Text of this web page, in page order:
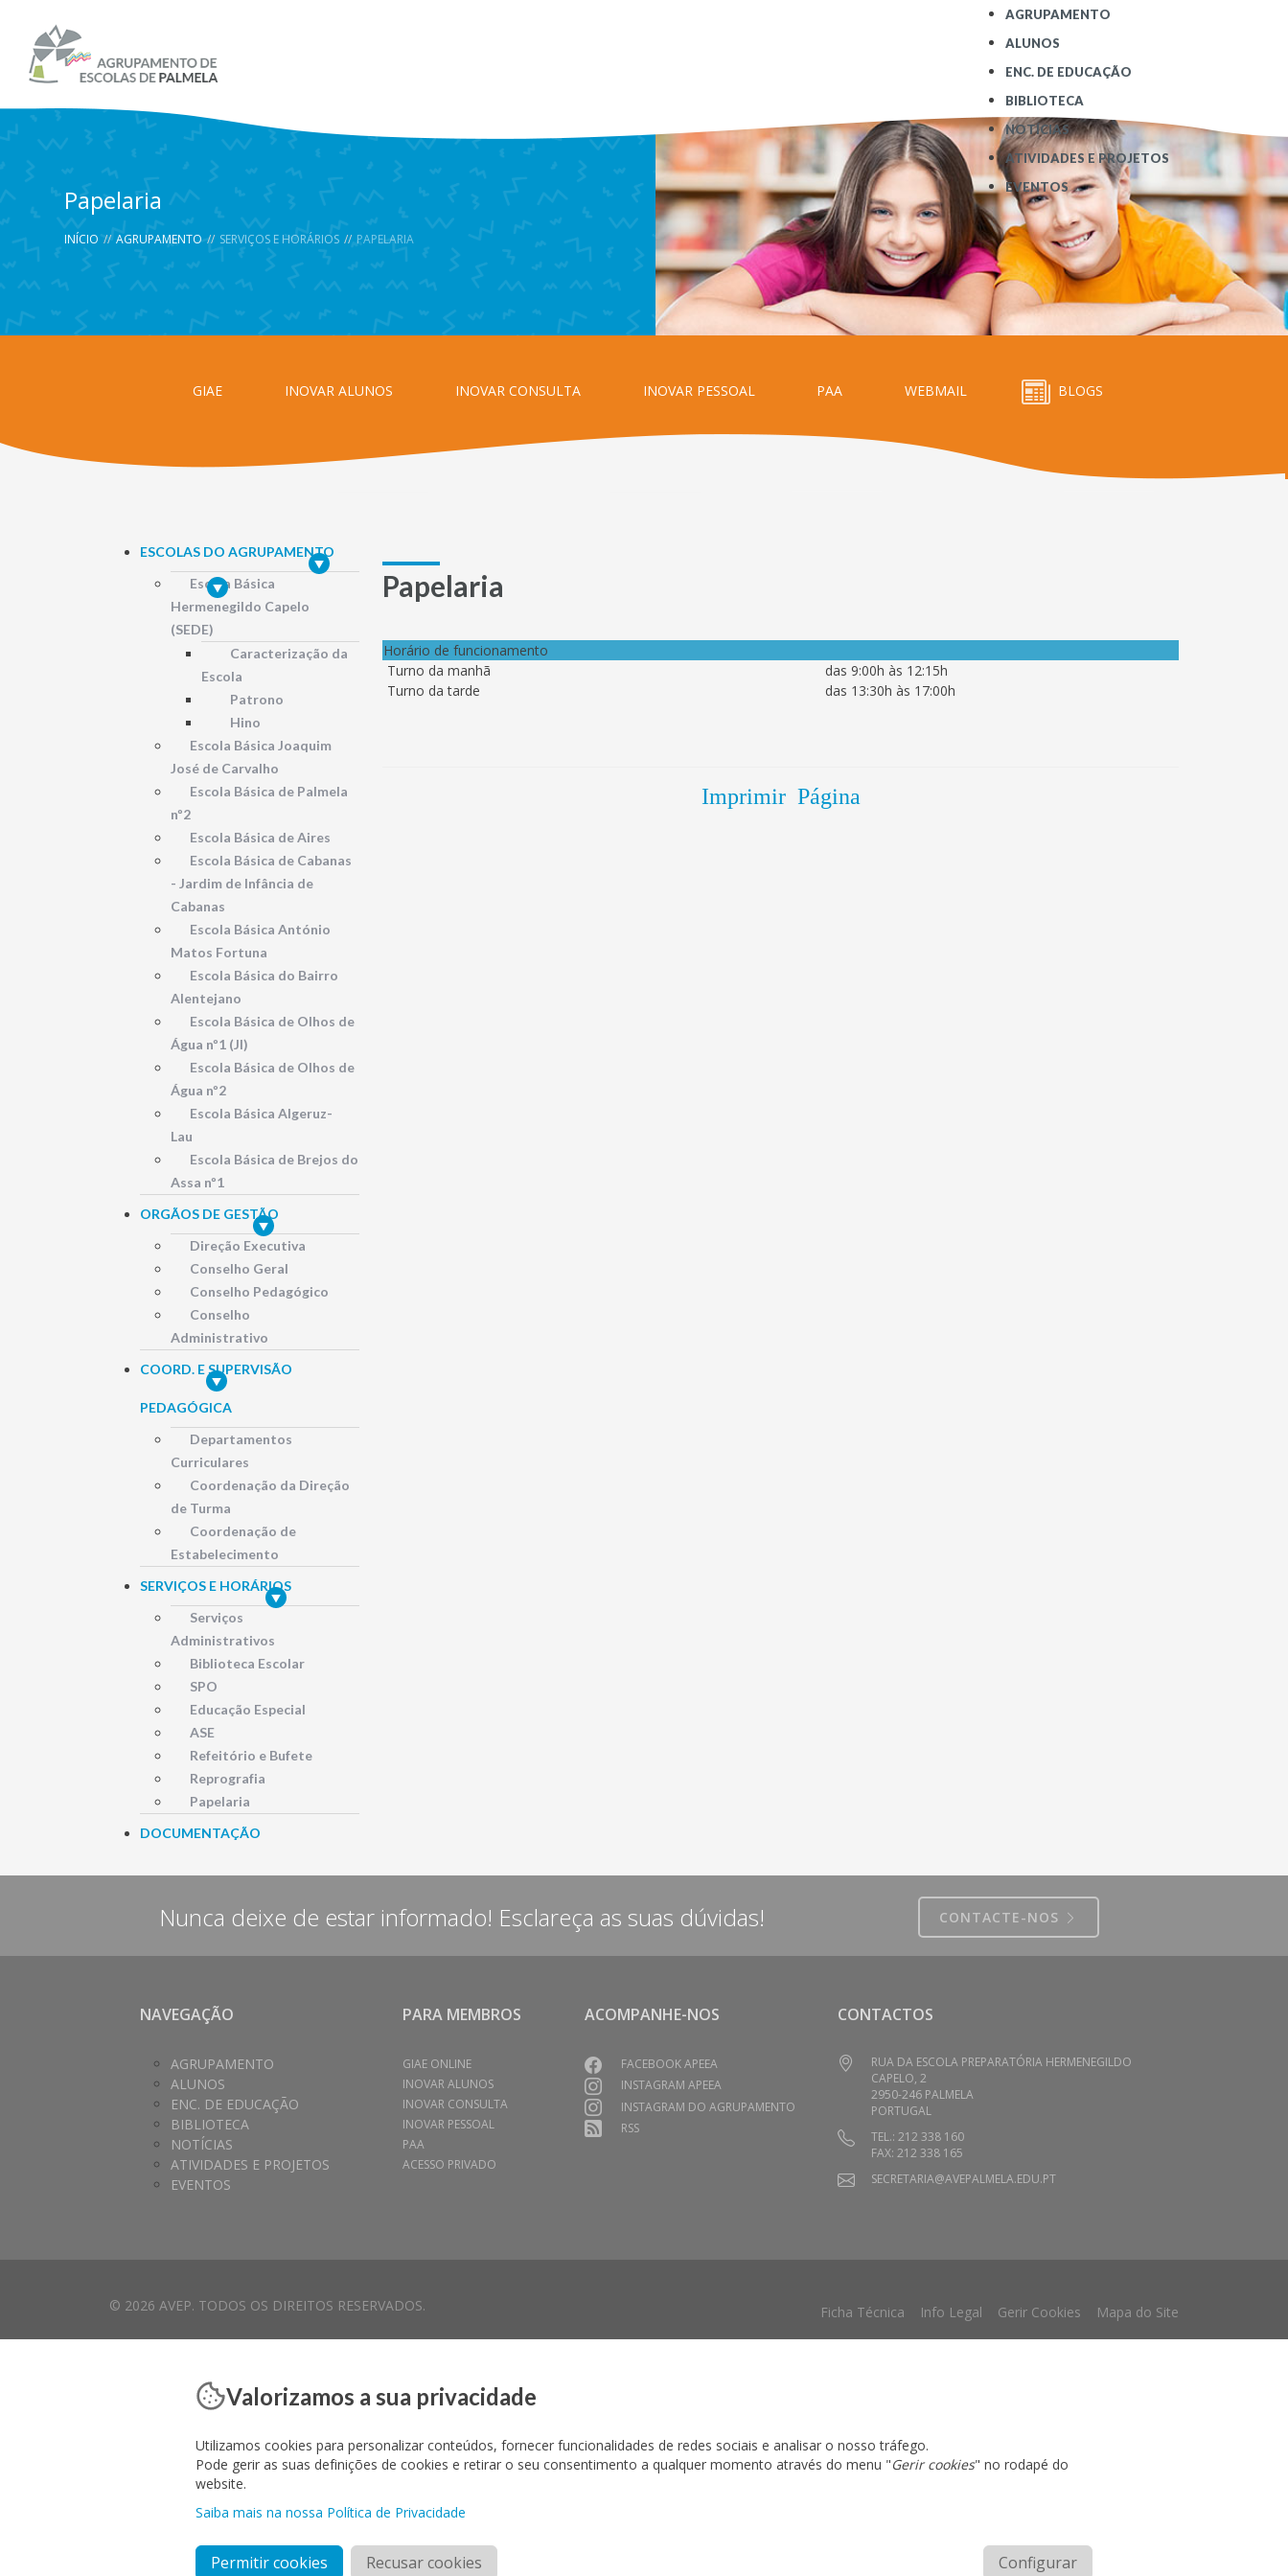
AGRUPAMENTO
ALUNOS
ENC. DE EDUCAÇÃO
BIBLIOTECA
NOTÍCIAS
ATIVIDADES E PROJETOS
EVENTOS
Papelaria
INÍCIO //AGRUPAMENTO // SERVIÇOS E HORÁRIOS //PAPELARIA
GIAE INOVAR ALUNOS INOVAR CONSULTA INOVAR PESSOAL PAA WEBMAIL BLOGS
ESCOLAS DO AGRUPAMENTO
Escola Básica
Hermenegildo Capelo
(SEDE)
Caracterização da
Escola
Patrono
Hino
Escola Básica Joaquim
José de Carvalho
Escola Básica de Palmela
nº2
Escola Básica de Aires
Escola Básica de Cabanas
- Jardim de Infância de
Cabanas
Escola Básica António
Matos Fortuna
Escola Básica do Bairro
Alentejano
Escola Básica de Olhos de
Água nº1 (JI)
Escola Básica de Olhos de
Água nº2
Escola Básica Algeruz-
Lau
Escola Básica de Brejos do
Assa nº1
ORGÃOS DE GESTÃO
Direção Executiva
Conselho Geral
Conselho Pedagógico
Conselho
Administrativo
COORD. E SUPERVISÃO
PEDAGÓGICA
Departamentos
Curriculares
Coordenação da Direção
de Turma
Coordenação de
Estabelecimento
SERVIÇOS E HORÁRIOS
Serviços
Administrativos
Biblioteca Escolar
SPO
Educação Especial
ASE
Refeitório e Bufete
Reprografia
Papelaria
DOCUMENTAÇÃO
Papelaria
Horário de funcionamento
Turno da manhã
das 9:00h às 12:15h
Turno da tarde
das 13:30h às 17:00h
Imprimir Página
Nunca deixe de estar informado! Esclareça as suas dúvidas! CONTACTE-NOS
NAVEGAÇÃO
AGRUPAMENTO
ALUNOS
ENC. DE EDUCAÇÃO
BIBLIOTECA
NOTÍCIAS
ATIVIDADES E PROJETOS
EVENTOS
PARA MEMBROS
GIAE ONLINE
INOVAR ALUNOS
INOVAR CONSULTA
INOVAR PESSOAL
PAA
ACESSO PRIVADO
ACOMPANHE-NOS
FACEBOOK APEEA
INSTAGRAM APEEA
INSTAGRAM DO AGRUPAMENTO
RSS
CONTACTOS
RUA DA ESCOLA PREPARATÓRIA HERMENEGILDO
CAPELO, 2
2950-246 PALMELA
PORTUGAL
TEL.: 212 338 160
FAX: 212 338 165
SECRETARIA@AVEPALMELA.EDU.PT
© 2026 AVEP. TODOS OS DIREITOS RESERVADOS. Ficha Técnica Info Legal Gerir Cookies Mapa do Site
Valorizamos a sua privacidade
Utilizamos cookies para personalizar conteúdos, fornecer funcionalidades de redes sociais e analisar o nosso tráfego.
Pode gerir as suas definições de cookies e retirar o seu consentimento a qualquer momento através do menu "Gerir cookies" no rodapé do
website.
Saiba mais na nossa Política de Privacidade
Permitir cookies Recusar cookies Configurar